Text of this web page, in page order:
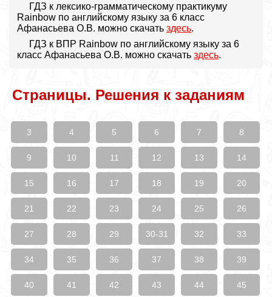
ГДЗ к лексико-грамматическому практикуму
Rainbow по английскому языку за 6 класс
Афанасьева О.В. можно скачать здесь.
ГДЗ к ВПР Rainbow по английскому языку за 6
класс Афанасьева О.В. можно скачать здесь.
Страницы. Решения к заданиям
3 4 5 6 7 8
9 10 11 12 13 14
15 16 17 18 19 20
21 22 23 24 25 26
27 28 29 30-31 32 33
34 35 36 37 38 39
40 41 42 43 44 45